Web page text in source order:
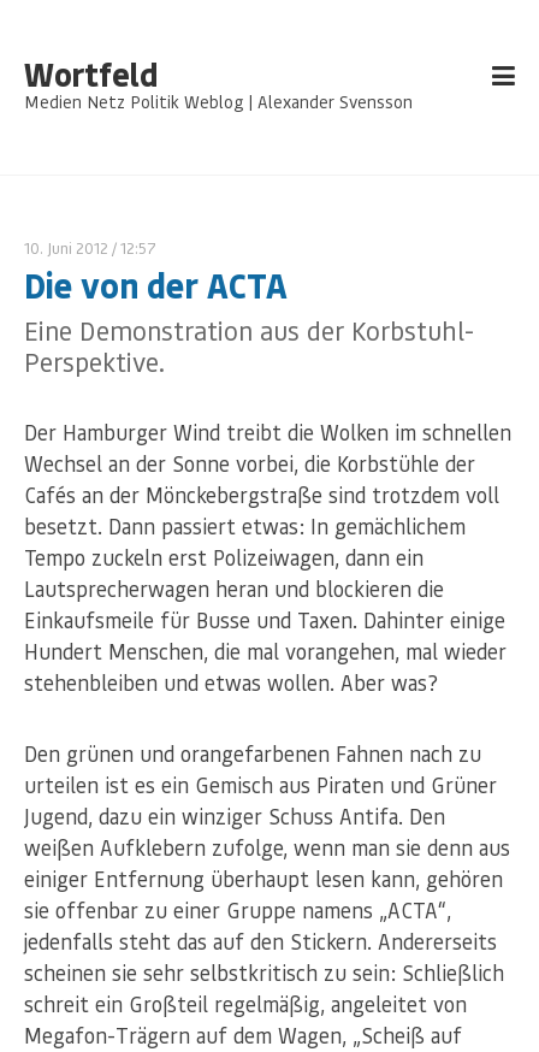
Wortfeld
Medien Netz Politik Weblog | Alexander Svensson
10. Juni 2012 / 12:57
Die von der ACTA
Eine Demonstration aus der Korbstuhl-
Perspektive.
Der Hamburger Wind treibt die Wolken im schnellen
Wechsel an der Sonne vorbei, die Korbstühle der
Cafés an der Mönckebergstraße sind trotzdem voll
besetzt. Dann passiert etwas: In gemächlichem
Tempo zuckeln erst Polizeiwagen, dann ein
Lautsprecherwagen heran und blockieren die
Einkaufsmeile für Busse und Taxen. Dahinter einige
Hundert Menschen, die mal vorangehen, mal wieder
stehenbleiben und etwas wollen. Aber was?
Den grünen und orangefarbenen Fahnen nach zu
urteilen ist es ein Gemisch aus Piraten und Grüner
Jugend, dazu ein winziger Schuss Antifa. Den
weißen Aufklebern zufolge, wenn man sie denn aus
einiger Entfernung überhaupt lesen kann, gehören
sie offenbar zu einer Gruppe namens „ACTA“,
jedenfalls steht das auf den Stickern. Andererseits
scheinen sie sehr selbstkritisch zu sein: Schließlich
schreit ein Großteil regelmäßig, angeleitet von
Megafon-Trägern auf dem Wagen, „Scheiß auf